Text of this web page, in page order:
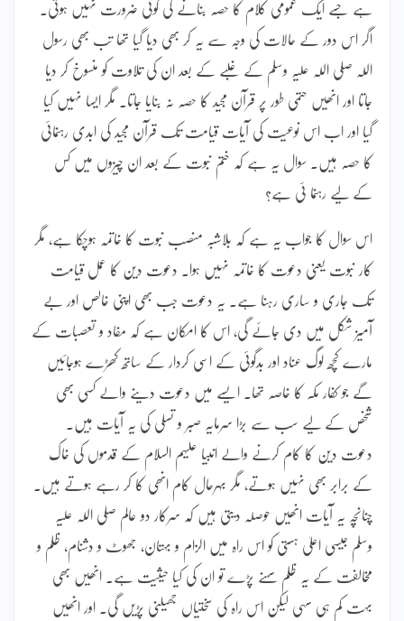
ہے جسے ایک عمومی کلام کا حصہ بنانے کی کوئی ضرورت نہیں ہوتی۔
اگر اس دور کے حالات کی وجہ سے یہ کر بھی دیا گیا تھا تب بھی رسول
اللہ صلی اللہ علیہ وسلم کے غلبے کے بعد ان کی تلاوت کو منسوخ کر دیا
جاتا اور انھیں حتمی طور پر قرآن مجید کا حصہ نہ بنایا جاتا۔ مگر ایسا نہیں کیا
گیا اور اب اس نوعیت کی آیات قیامت تک قرآن مجید کی ابدی رہنمائی
کا حصہ ہیں۔ سوال یہ ہے کہ ختم نبوت کے بعد ان چیزوں میں کس
کے لیے رہنما ئی ہے؟
اس سوال کا جواب یہ ہے کہ بلاشبہ منصب نبوت کا خاتمہ ہوچکا ہے، مگر
کار نبوت یعنی دعوت کا خاتمہ نہیں ہوا۔ دعوت دین کا عمل قیامت
تک جاری و ساری رہنا ہے۔ یہ دعوت جب بھی اپنی خالص اور بے
آمیز شکل میں دی جائے گی، اس کا امکان ہے کہ مفاد و تعصبات کے
مارے کچھ لوگ عناد اور بدگوئی کے اسی کردار کے ساتھ کھڑے ہوجائیں
گے جو کفار مکہ کا خاصہ تھا۔ ایسے میں دعوت دینے والے کسی بھی
شخص کے لیے سب سے بڑا سرمایہ صبر و تسلی کی یہ آیات ہیں۔
دعوت دین کا کام کرنے والے انبیا علیہم السلام کے قدموں کی خاک
کے برابر بھی نہیں ہوتے، مگر بہرحال کام انھی کا کر رہے ہوتے ہیں۔
چنانچہ یہ آیات انھیں حوصلہ دیتی ہیں کہ سرکار دو عالم صلی اللہ علیہ
وسلم جیسی اعلیٰ ہستی کو اس راہ میں الزام و بہتان، جھوٹ و دشنام، ظلم و
مخالفت کے یہ ظلم سہنے پڑے تو ان کی کیا حیثیت ہے۔ انھیں بھی
بہت کم ہی سہی لیکن اس راہ کی سختیاں جھیلنی پڑیں گی۔ اور انھیں